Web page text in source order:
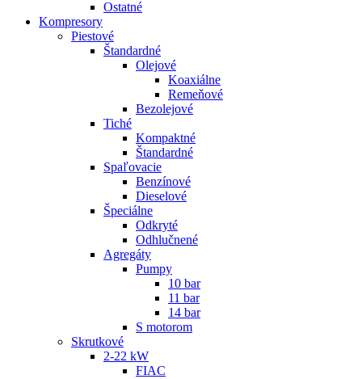
Ostatné
Kompresory
Piestové
Štandardné
Olejové
Koaxiálne
Remeňové
Bezolejové
Tiché
Kompaktné
Štandardné
Spaľovacie
Benzínové
Dieselové
Špeciálne
Odkryté
Odhlučnené
Agregáty
Pumpy
10 bar
11 bar
14 bar
S motorom
Skrutkové
2-22 kW
FIAC